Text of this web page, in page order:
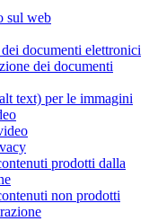
sul web
documenti elettronici
dei documenti
text) per le immagini
prodotti dalla
non prodotti